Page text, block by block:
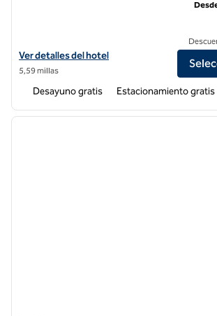
Ver detalles del hotel Hampton by Hilton
Ver detalles del hotel
5,59 millas
Desayuno gratis Estacionamiento gratis
1 de 10